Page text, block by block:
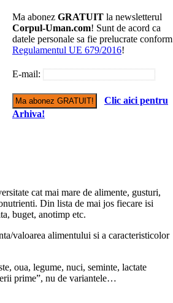
Ma abonez GRATUIT la newsletterul
Corpul-Uman.com! Sunt de acord ca
datele personale sa fie prelucrate conform
Regulamentul UE 679/2016!
E-mail:
Clic aici pentru
Arhiva!
cat mai mare de alimente, gusturi,
Din lista de mai jos fiecare isi
buget, anotimp etc.
valoarea alimentului si a caracteristicolor
oua, legume, nuci, seminte, lactate
prime”, nu de variantele…